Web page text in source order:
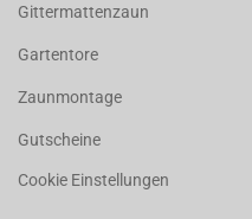
Gittermattenzaun
Gartentore
Zaunmontage
Gutscheine
Cookie Einstellungen